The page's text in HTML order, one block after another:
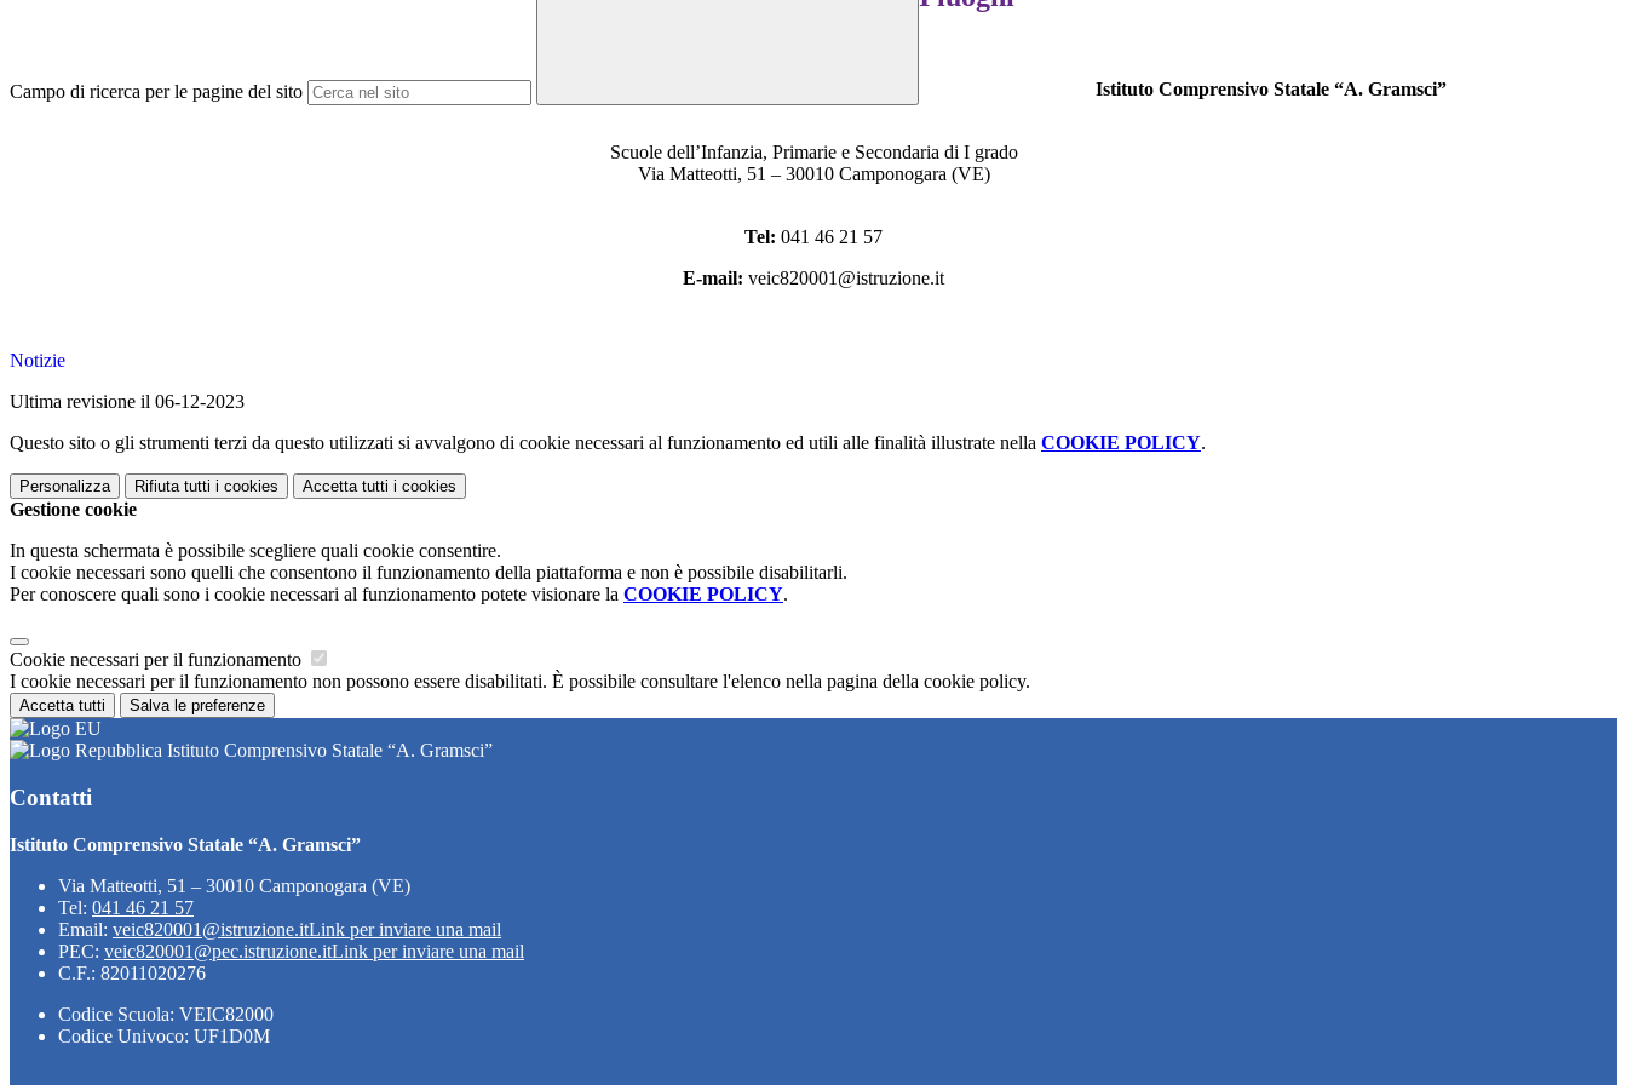
Campo di ricerca per le pagine del sito Istituto Comprensivo Statale “A. Gramsci”
Scuole dell’Infanzia, Primarie e Secondaria di I grado
Via Matteotti, 51 – 30010 Camponogara (VE)
Tel: 041 46 21 57
E-mail: veic820001@istruzione.it
Notizie
Ultima revisione il 06-12-2023
Questo sito o gli strumenti terzi da questo utilizzati si avvalgono di cookie necessari al funzionamento ed utili alle finalità illustrate nella COOKIE POLICY.
Personalizza Rifiuta tutti i cookies Accetta tutti i cookies
Gestione cookie
In questa schermata è possibile scegliere quali cookie consentire.
I cookie necessari sono quelli che consentono il funzionamento della piattaforma e non è possibile disabilitarli.
Per conoscere quali sono i cookie necessari al funzionamento potete visionare la COOKIE POLICY.
Cookie necessari per il funzionamento
I cookie necessari per il funzionamento non possono essere disabilitati. È possibile consultare l'elenco nella pagina della cookie policy.
Accetta tutti Salva le preferenze
Istituto Comprensivo Statale “A. Gramsci”
Contatti
Istituto Comprensivo Statale “A. Gramsci”
Via Matteotti, 51 – 30010 Camponogara (VE)
Tel: 041 46 21 57
Email: veic820001@istruzione.itLink per inviare una mail
PEC: veic820001@pec.istruzione.itLink per inviare una mail
C.F.: 82011020276
Codice Scuola: VEIC82000
Codice Univoco: UF1D0M